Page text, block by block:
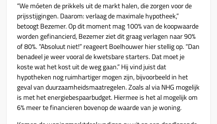
“We móeten de prikkels uit de markt halen, die zorgen voor de
prijsstijgingen. Daarom: verlaag de maximale hypotheek,”
betoogt Bezemer. Op dit moment mag 100% van de koopwaarde
worden gefinancierd, Bezemer ziet dit graag verlagen naar 90%
of 80%. “Absoluut niet!” reageert Boelhouwer hier stellig op. “Dan
benadeel je weer vooral de kwetsbare starters. Dat moet je
koste wat het kost uit de weg gaan.” Hij vind juist dat
hypotheken nog ruimhartiger mogen zijn, bijvoorbeeld in het
geval van duurzaamheidsmaatregelen. Zoals al via NHG mogelijk
is met het energiebespaarbudget. Hiermee is het al mogelijk om
6% meer te financieren bovenop de waarde van je woning.